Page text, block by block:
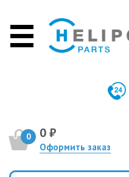
0 0 ₽
Оформить заказ